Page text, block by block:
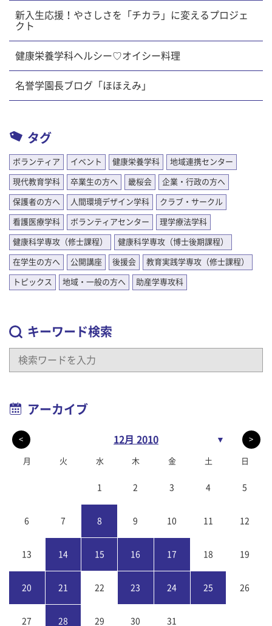
新入生応援！やさしさを「チカラ」に変えるプロジェ
クト
健康栄養学科ヘルシー♡オイシー料理
名誉学園長ブログ「ほほえみ」
タグ
ボランティア イベント 健康栄養学科 地域連携センター
現代教育学科 卒業生の方へ 畿桜会 企業・行政の方へ
保護者の方へ 人間環境デザイン学科 クラブ・サークル
看護医療学科 ボランティアセンター 理学療法学科
健康科学専攻（修士課程） 健康科学専攻（博士後期課程）
在学生の方へ 公開講座 後援会 教育実践学専攻（修士課程）
トピックス 地域・一般の方へ 助産学専攻科
キーワード検索
アーカイブ
< 12月 2010 ▼ >
月 火 水 木 金 土 日
1 2 3 4 5
6 7 8 9 10 11 12
13 14 15 16 17 18 19
20 21 22 23 24 25 26
27 28 29 30 31